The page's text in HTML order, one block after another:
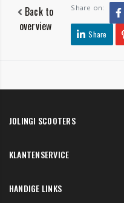
Back to
overview
Share on:
Share
JOLINGI SCOOTERS
Onze showroom
KLANTENSERVICE
Verzending en bezorging
HANDIGE LINKS